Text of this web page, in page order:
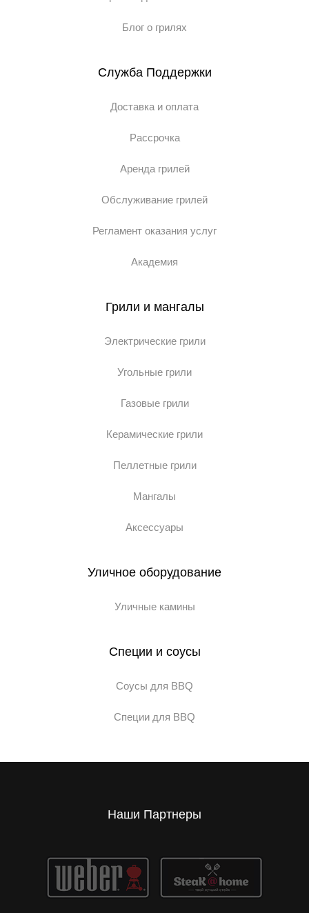
Блог о грилях
Служба Поддержки
Доставка и оплата
Рассрочка
Аренда грилей
Обслуживание грилей
Регламент оказания услуг
Академия
Грили и мангалы
Электрические грили
Угольные грили
Газовые грили
Керамические грили
Пеллетные грили
Мангалы
Аксессуары
Уличное оборудование
Уличные камины
Специи и соусы
Соусы для BBQ
Специи для BBQ
Наши Партнеры